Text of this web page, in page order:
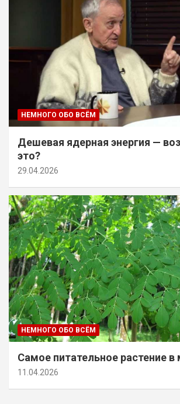
НЕМНОГО ОБО ВСЁМ
Дешевая ядерная энергия —
это?
29.04.2026
НЕМНОГО ОБО ВСЁМ
Самое питательное растение в
11.04.2026